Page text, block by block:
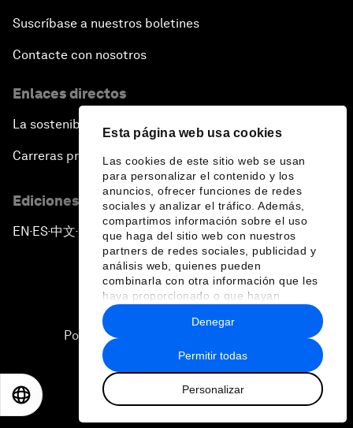
Esta página web usa cookies
Las cookies de este sitio web se usan
para personalizar el contenido y los
anuncios, ofrecer funciones de redes
sociales y analizar el tráfico. Además,
compartimos información sobre el uso
que haga del sitio web con nuestros
partners de redes sociales, publicidad y
análisis web, quienes pueden
combinarla con otra información que les
haya proporcionado o que hayan
recopilado a partir del uso que haya
hecho de sus servicios.
Permitir todas
Personalizar
Denegar
Suscríbase a nuestros boletines
Contacte con nosotros
Enlaces directos
La sostenibilidad en el Foro
Carreras profesionales
Ediciones en otros idiomas
EN ▪ES▪中文▪ 日本語
Política de privacidad y normas de uso
Sitemap
2026 Foro Económico Mundial